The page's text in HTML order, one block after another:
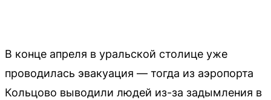
В конце апреля в уральской столице уже
проводилась эвакуация — тогда из аэропорта
Кольцово выводили людей из-за задымления в